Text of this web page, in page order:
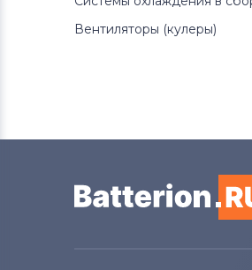
MSI
Вентиляторы (кулеры)